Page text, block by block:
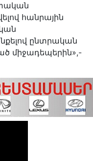
հանրային
ընտրական
միջադեպերին»,-